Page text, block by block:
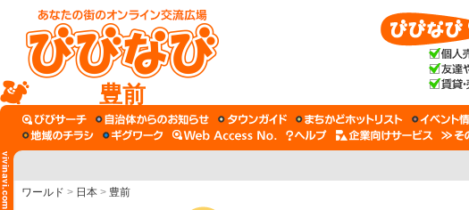
豊前
ワールド > 日本 > 豊前